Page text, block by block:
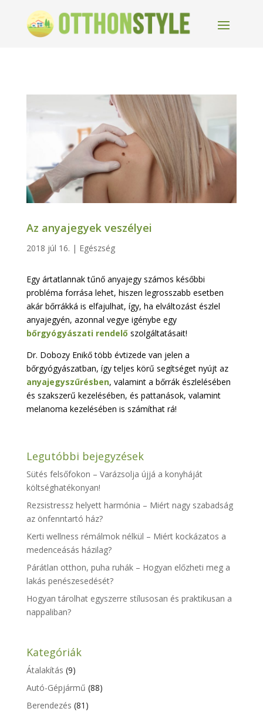
Az anyajegyek veszélyei
2018 júl 16. | Egészség
Egy ártatlannak tűnő anyajegy számos későbbi
probléma forrása lehet, hiszen legrosszabb esetben
akár bőrrákká is elfajulhat, így, ha elváltozást észlel
anyajegyén, azonnal vegye igénybe egy
bőrgyógyászati rendelőszolgáltatásait!
Dr. Dobozy Enikő több évtizede van jelen a
bőrgyógyászatban, így teljes körű segítséget nyújt az
anyajegyszűrésben, valamint a bőrrák észlelésében
és szakszerű kezelésében, és pattanások, valamint
melanoma kezelésében is számíthat rá!
Legutóbbi bejegyzések
Sütés felsőfokon – Varázsolja újjá a konyháját
költséghatékonyan!
Rezsistressz helyett harmónia – Miért nagy szabadság
az önfenntartó ház?
Kerti wellness rémálmok nélkül – Miért kockázatos a
medenceásás házilag?
Párátlan otthon, puha ruhák – Hogyan előzheti meg a
lakás penészesedését?
Hogyan tárolhat egyszerre stílusosan és praktikusan a
nappaliban?
Kategóriák
Átalakítás (9)
Autó-Gépjármű (88)
Berendezés (81)